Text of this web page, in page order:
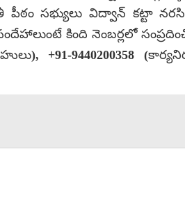
సభ్యులు విద్వాన్ కట్టా
కింది నెంబర్లలో
+91-9440200358